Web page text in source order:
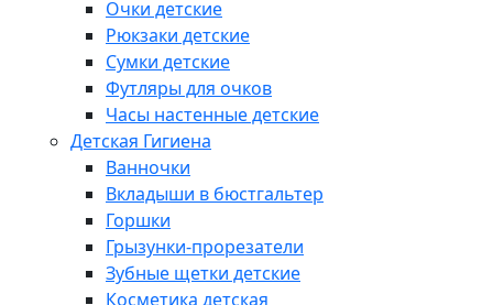
Очки детские
Рюкзаки детские
Сумки детские
Футляры для очков
Часы настенные детские
Детская Гигиена
Ванночки
Вкладыши в бюстгальтер
Горшки
Грызунки-прорезатели
Зубные щетки детские
Косметика детская